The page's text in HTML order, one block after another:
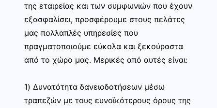
της εταιρείας και των συμφωνιών που έχουν
εξασφαλίσει, προσφέρουμε στους πελάτες
μας πολλαπλές υπηρεσίες που
πραγματοποιούμε εύκολα και ξεκούραστα
από το χώρο μας. Μερικές από αυτές είναι:
1) Δυνατότητα δανειοδοτήσεων μέσω
τραπεζών με τους ευνοϊκότερους όρους της